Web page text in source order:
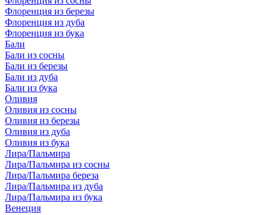
Флоренция из березы
Флоренция из дуба
Флоренция из бука
Бали
Бали из сосны
Бали из березы
Бали из дуба
Бали из бука
Оливия
Оливия из сосны
Оливия из березы
Оливия из дуба
Оливия из бука
Лира/Пальмира
Лира/Пальмира из сосны
Лира/Пальмира береза
Лира/Пальмира из дуба
Лира/Пальмира из бука
Венеция